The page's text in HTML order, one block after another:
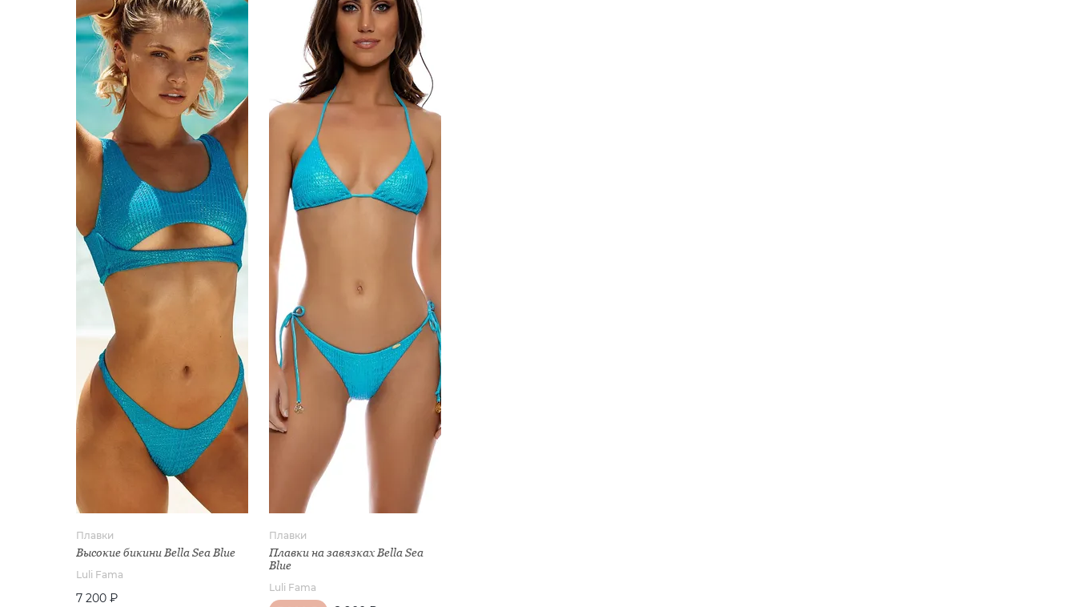
Плавки
Высокие бикини Bella Sea Blue
Luli Fama
7 200 ₽
Плавки
Плавки на завязках Bella Sea
Blue
Luli Fama